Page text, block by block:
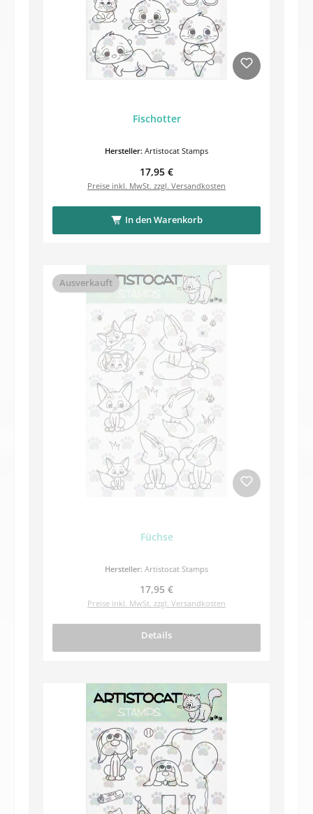
Fischotter
Hersteller: Artistocat Stamps
Regulärer Preis:
17,95 €
Preise inkl. MwSt. zzgl. Versandkosten
In den Warenkorb
Ausverkauft
Füchse
Hersteller: Artistocat Stamps
Regulärer Preis:
17,95 €
Preise inkl. MwSt. zzgl. Versandkosten
Details